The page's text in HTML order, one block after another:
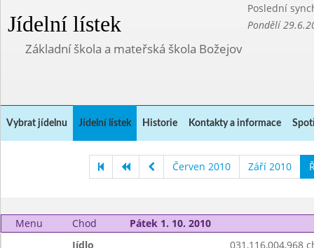
Jídelní lístek
Poslední
Pondělí
Základní škola a mateřská škola Božejov
Vybrat jídelnu Jídelní lístek Historie Kontakty a informace
Červen 2010 Září 2010
Menu Chod Pátek 1. 10. 2010
Jídlo
031,116,004,968